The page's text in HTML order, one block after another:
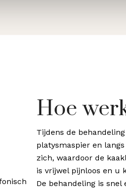
Hoe
Tijdens de
platysmaspier en
zich, waardoor de
is vrijwel pijnloos en u
De behandeling is